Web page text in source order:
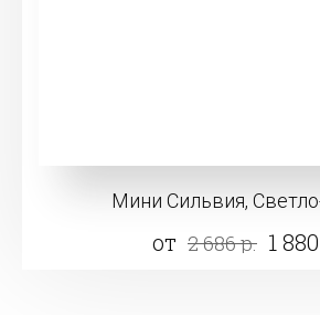
Мини Сильвия,
от 2 686 р. 1